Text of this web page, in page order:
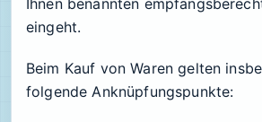
Ihnen benannten
eingeht.
Beim Kauf von Waren gelten
folgende Anknüpfungspunkte: